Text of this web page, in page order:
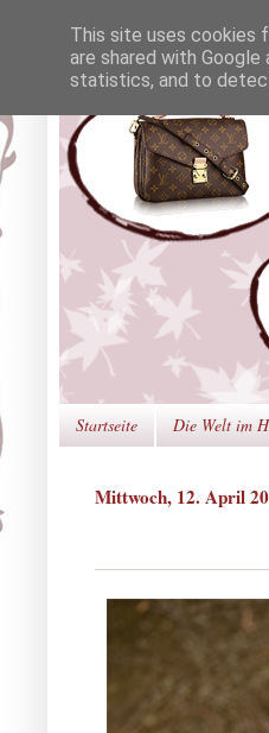
Startseite Die Welt im
Mittwoch, 12. April
This site uses cookies
are shared with
statistics, and to